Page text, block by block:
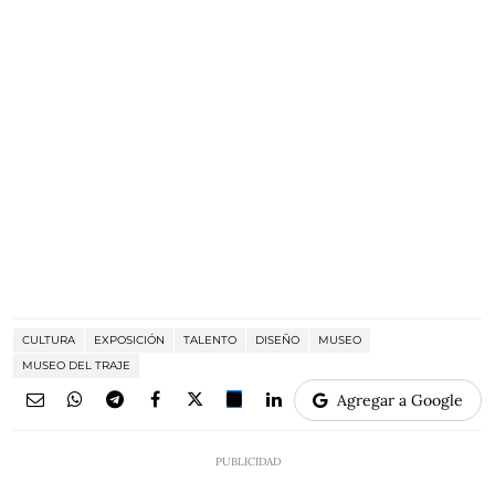
CULTURA EXPOSICIÓN TALENTO DISEÑO
MUSEO
MUSEO DEL TRAJE
Agregar a Google